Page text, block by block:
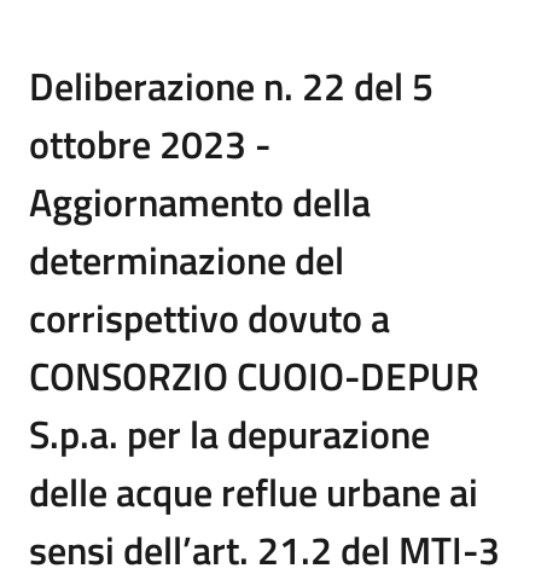
Deliberazione n. 22 del 5
ottobre 2023 -
Aggiornamento della
determinazione del
corrispettivo dovuto a
CONSORZIO CUOIO-DEPUR
S.p.a. per la depurazione
delle acque reflue urbane ai
sensi dell’art. 21.2 del MTI-3